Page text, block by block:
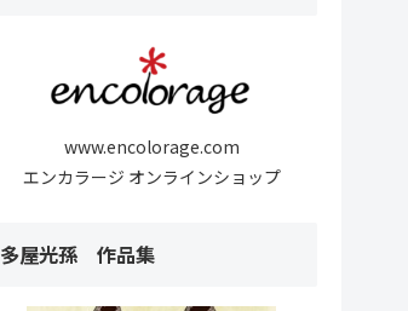
www.encolorage.com
エンカラージ オンラインショップ
多屋光孫 作品集